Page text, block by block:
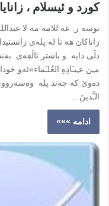
کورد و ئیسلام ،
نوسه ر: عه للامه مه لا
زاناکان ھە تا لە پلەی
دڵی دایە و باشتر ئاڵقەی
مـِن عـِبـَادِهِ العُلـَماء»ئەو
دەوێ کە چەند پلە وەسەرووی
الـَّذینَ…
ادامه »»»